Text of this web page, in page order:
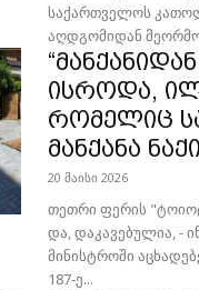
საქართველოს
აღდგომიდან
ისროდა,
რომელიც
მანქანა
20 მაისი 2026
თეთ­რი ფე­რის
და, და­კა­ვე­ბუ­ლია, -
მი­ნის­ტრო­ში
187-ე...